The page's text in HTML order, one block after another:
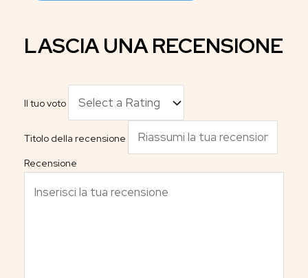
LASCIA UNA RECENSIONE
Il tuo voto
Titolo della recensione
Recensione